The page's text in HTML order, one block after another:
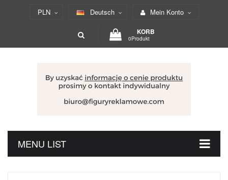
PLN Deutsch Mein Konto
KORB
0Produkt
MENU LIST